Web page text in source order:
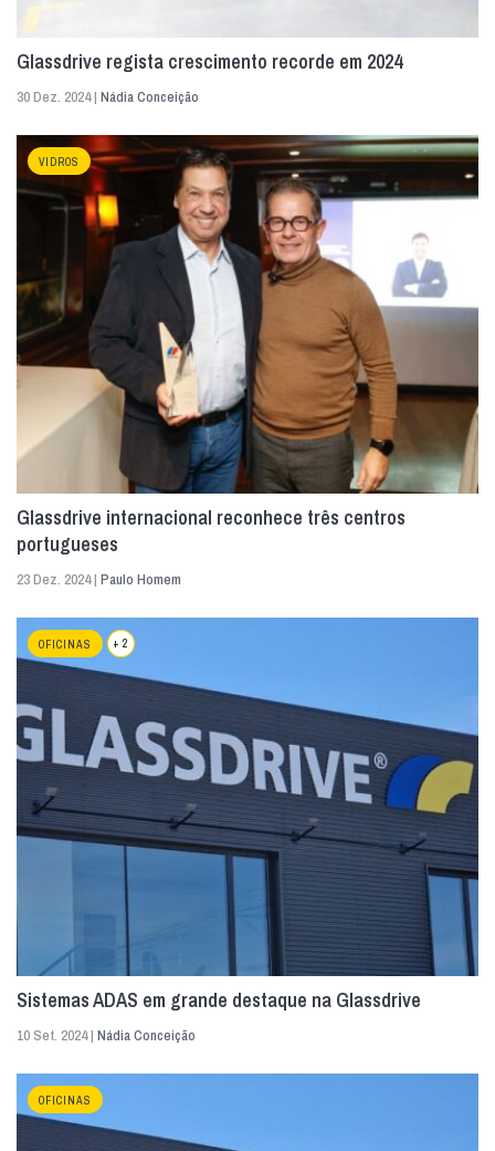
Glassdrive regista crescimento recorde em 2024
30 Dez. 2024 | Nádia Conceição
VIDROS
Glassdrive internacional reconhece três centros
portugueses
23 Dez. 2024 | Paulo Homem
OFICINAS + 2
Sistemas ADAS em grande destaque na Glassdrive
10 Set. 2024 | Nádia Conceição
OFICINAS